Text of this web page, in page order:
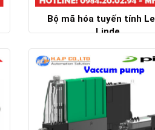
Bộ mã hóa tuyến tính
Linde